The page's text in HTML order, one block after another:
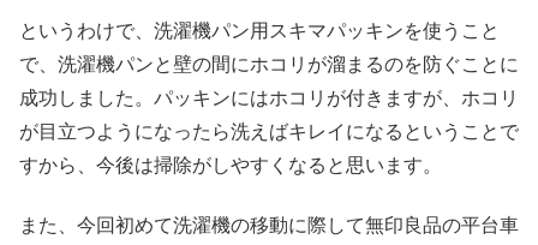
というわけで、洗濯機パン用スキマパッキンを使うこと
で、洗濯機パンと壁の間にホコリが溜まるのを防ぐことに
成功しました。パッキンにはホコリが付きますが、ホコリ
が目立つようになったら洗えばキレイになるということで
すから、今後は掃除がしやすくなると思います。
また、今回初めて洗濯機の移動に際して無印良品の平台車